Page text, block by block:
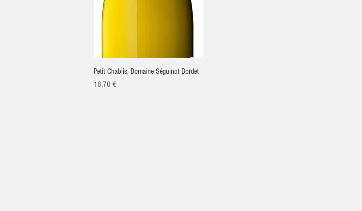
Aperçu rapide
Petit Chablis, Domaine Séguinot Bordet
Prix
18,70 €